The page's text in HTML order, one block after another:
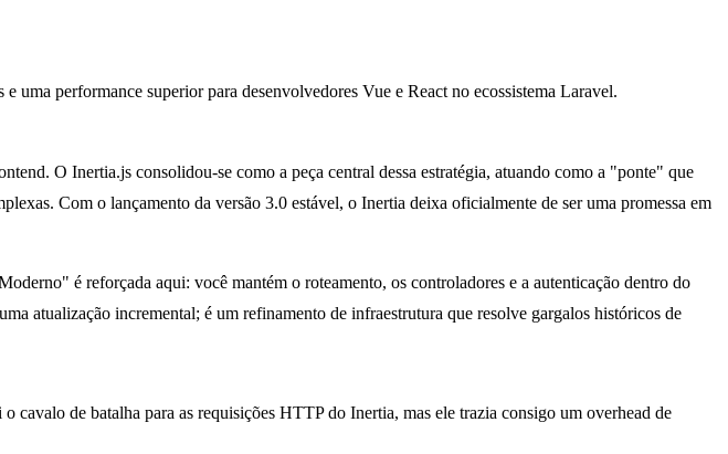
performance superior para desenvolvedores Vue e React no ecossistema Laravel.
O Inertia.js consolidou-se como a peça central dessa estratégia, atuando como a "ponte" que
Com o lançamento da versão 3.0 estável, o Inertia deixa oficialmente de ser uma promessa em
é reforçada aqui: você mantém o roteamento, os controladores e a autenticação dentro do
atualização incremental; é um refinamento de infraestrutura que resolve gargalos históricos de
cavalo de batalha para as requisições HTTP do Inertia, mas ele trazia consigo um overhead de